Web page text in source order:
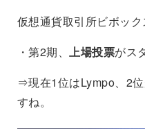
仮想通貨取引所ビボッ
・第2期、上場投票がス
⇒現在1位はLympo、2
すね。